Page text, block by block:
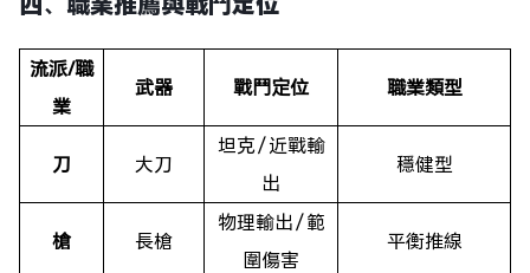
流派/職
業
武器 戰鬥定位 職業類型
刀 大刀
坦克／近戰輸
出
穩健型
槍 長槍
物理輸出／範
圍傷害
平衡推線